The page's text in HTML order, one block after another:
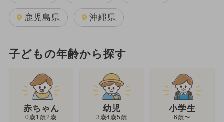
鹿児島県 沖縄県
子どもの年齢から探す
赤ちゃん
0歳1歳2歳
幼児
3歳4歳5歳
小学生
6歳〜